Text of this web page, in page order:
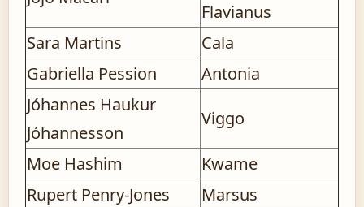
Flavianus
Sara Martins
Cala
Gabriella Pession
Antonia
Jóhannes Haukur
Jóhannesson
Viggo
Moe Hashim
Kwame
Rupert Penry-Jones
Marsus